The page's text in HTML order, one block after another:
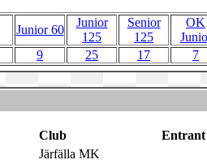
Junior 60
Junior
125
Senior
125
OK
9 25 17 7
Club
Entrant
Järfälla MK